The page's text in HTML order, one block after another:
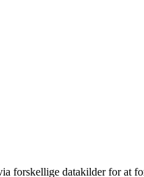
forskellige datakilder for at